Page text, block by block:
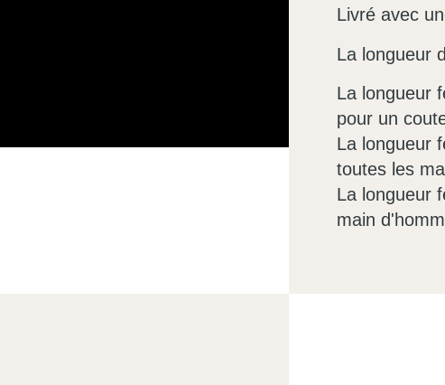
Livré avec
La longueur
La longueur
pour un
La longueur
toutes les
La longueur
main